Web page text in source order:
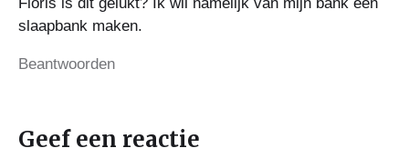
slaapbank maken.
Beantwoorden
Geef een reactie